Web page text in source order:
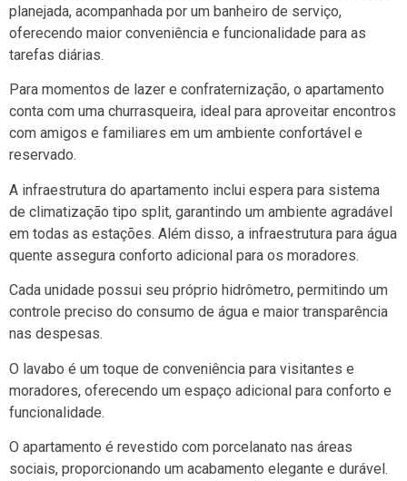
planejada, acompanhada por um banheiro de serviço,
oferecendo maior conveniência e funcionalidade para as
tarefas diárias.
Para momentos de lazer e confraternização, o apartamento
conta com uma churrasqueira, ideal para aproveitar encontros
com amigos e familiares em um ambiente confortável e
reservado.
A infraestrutura do apartamento inclui espera para sistema
de climatização tipo split, garantindo um ambiente agradável
em todas as estações. Além disso, a infraestrutura para água
quente assegura conforto adicional para os moradores.
Cada unidade possui seu próprio hidrômetro, permitindo um
controle preciso do consumo de água e maior transparência
nas despesas.
O lavabo é um toque de conveniência para visitantes e
moradores, oferecendo um espaço adicional para conforto e
funcionalidade.
O apartamento é revestido com porcelanato nas áreas
sociais, proporcionando um acabamento elegante e durável.